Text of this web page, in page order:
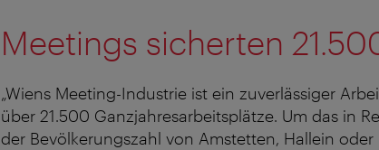
Meetings sicherten
„Wiens Meeting-Industrie ist ein zuverlässiger
über 21.500 Ganzjahresarbeitsplätze. Um das in
der Bevölkerungszahl von Amstetten, Hallein